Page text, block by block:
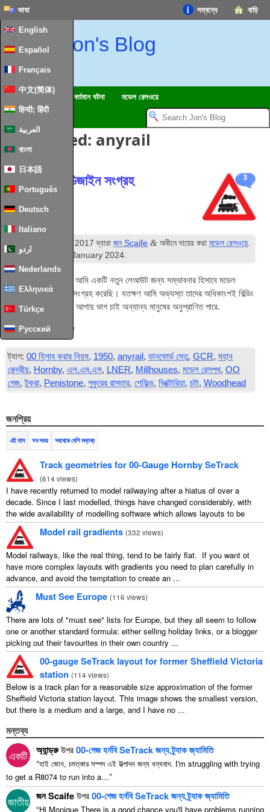
বাড়ি
সম্বন্ধে
ভাষা
English
Español
Français
中文(简体)
हिन्दी; हिंदी
العربية
বাংলা
日本語
Português
Deutsch
Italiano
اردو
Nederlands
Ελληνικά
Türkçe
Русский
Jon's Blog
মন্তব্যে বর্তমান ঘটনা মডেল রেলওয়ে
পোস্ট Tagged: anyrail
3
মডেল রেলপথ ডিজাইন সংগ্রহ
প্রকাশিত নভেম্বর 2017 দ্বারাজন Scaife & অধীনে দায়ের করামডেল রেলওয়ে.
সর্বশেষ সংষ্করণ
st January 2024.
গত কয়েক মাসের মধ্যে আমি একটি নতুন লেআউট জন্য সম্ভাবনার হিসাবে মডেল
রেলপথ ডিজাইন একটি সংগ্রহ করেছি। যতক্ষণ আমি অভ্যস্ত তাদের অধিকাংশই বিল্ডিং
শেষ আমি তাদের এখানে আশায় ভাগ চাই অন্যান্য মানুষের অনুপ্রাণিত পারে.
... পড়ুন সম্পূর্ণ আর্টিকেল
ট্যাগ: 00 হিসাব করার নিয়ম, 1950,anyrail ,ডানফোর্ড সেতু,GCR,মহান
কেন্দ্রীয়, Hornby,এল.এম.এস, LNER, Millhouses,মডেল রেলপথ,OO
গেজ,টুকরা, Penistone,পুকুরের রাস্তার,শেফিল্ড,ভিক্টোরিয়া,চটা,Woodhead
জনপ্রিয়
এই মাস সব সময় সবথেকে বেশি মন্তব্য
Track geometries for 00-Gauge Hornby SeTrack
(614 views)
I have recently returned to model railwaying after a hiatus of over a
decade. Since I last modelled, things have changed considerably, with
the wide availability of modelling software which allows layouts to be
carefully ...
Model rail gradients (332 views)
Model railways, like the real thing, tend to be fairly flat. If you want ot
have more complex layouts with gradients you need to plan carefully in
advance, and avoid the temptation to create an ...
Must See Europe (116 views)
There are lots of "must see" lists for Europe, but they all seem to follow
one or another standard formula: either selling holiday links, or a blogger
picking out their favourites in their own country ...
00-gauge SeTrack layout for former Sheffield Victoria
station (114 views)
Below is a track plan for a reasonable size approximation of the former
Sheffield Victoria station layout. This image shows the smallest version,
but there is a medium and a large, and I have no ...
মন্তব্য
একটি অ্যান্ড্রুউপর00-গেজ হর্নবি SeTrack জন্য ট্র্যাক জ্যামিতি
“হাই জোন, চমত্কার সম্পদ এই উত্পাদন জন্য ধন্যবাদ. I'm struggling with trying
to get a R8074 to run into a…”
জাতীয় জন Scaifeউপর00-গেজ হর্নবি SeTrack জন্য ট্র্যাক জ্যামিতি
“Hi Monique There is a good chance you'll have problems running